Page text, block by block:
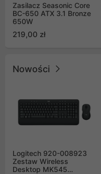
Zasilacz Seasonic Core
BC-650 ATX 3.1 Bronze
650W
219,00 zł
Nowości
Logitech 920-008923
Zestaw Wireless
Desktop MK545